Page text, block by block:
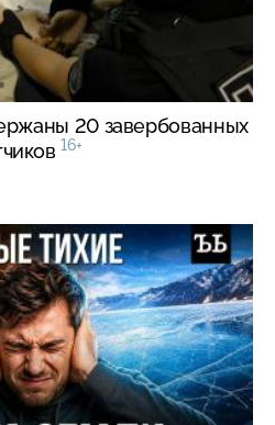
20 завербованных
16+